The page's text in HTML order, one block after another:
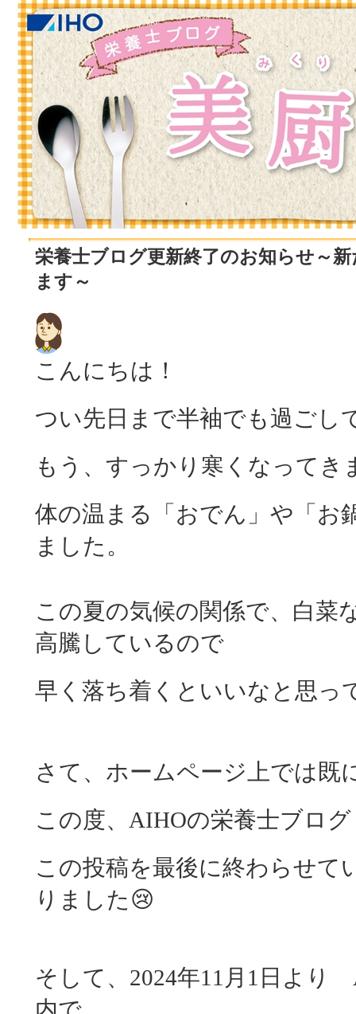
栄養士ブログ更新終了のお知らせ～
ます～
こんにちは！
つい先日まで半袖でも過ごし
もう、すっかり寒くなってき
体の温まる「おでん」や「お
ました。
この夏の気候の関係で、白菜
高騰しているので
早く落ち着くといいなと思っ
さて、ホームページ上では既
この度、AIHOの栄養士ブロ
この投稿を最後に終わらせて
りました😢
そして、2024年11月1日より